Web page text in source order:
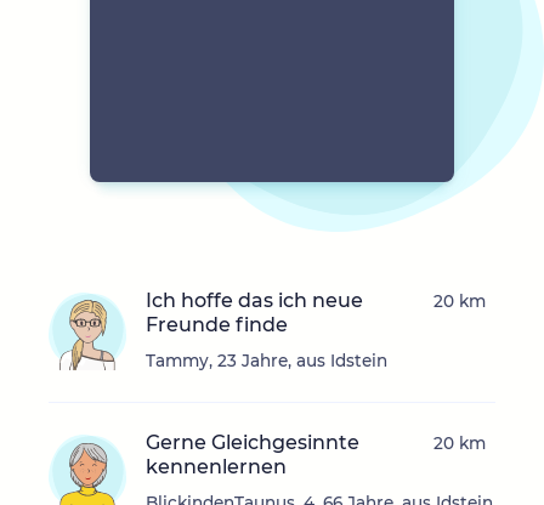
Ich hoffe das ich neue
Freunde finde
Tammy, 23 Jahre, aus Idstein
20 km
Gerne Gleichgesinnte
kennenlernen
20 km